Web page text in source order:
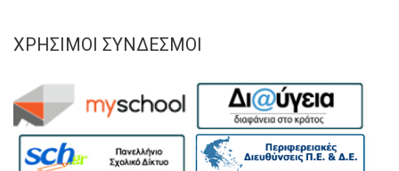
ΧΡΉΣΙΜΟΙ ΣΎΝΔΕΣΜΟΙ